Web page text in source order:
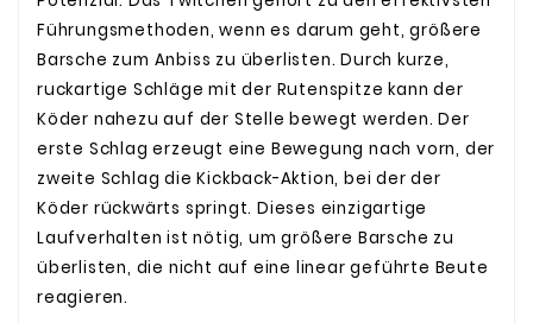
Führungsmethoden, wenn es darum geht, größere
Barsche zum Anbiss zu überlisten. Durch kurze,
ruckartige Schläge mit der Rutenspitze kann der
Köder nahezu auf der Stelle bewegt werden. Der
erste Schlag erzeugt eine Bewegung nach vorn, der
zweite Schlag die Kickback-Aktion, bei der der
Köder rückwärts springt. Dieses einzigartige
Laufverhalten ist nötig, um größere Barsche zu
überlisten, die nicht auf eine linear geführte Beute
reagieren.